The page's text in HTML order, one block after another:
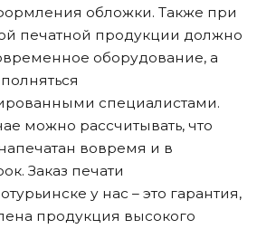
обложки. Также при
печатной продукции должно
оборудование, а
специалистами.
можно рассчитывать, что
вовремя и в
Заказ печати
у нас – это гарантия,
продукция высокого